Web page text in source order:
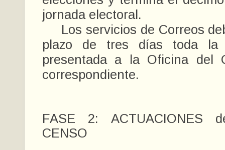
jornada electoral.
Los servicios de Correos
plazo de tres días toda la
presentada a la Oficina del
correspondiente.
FASE 2: ACTUACIONES
CENSO